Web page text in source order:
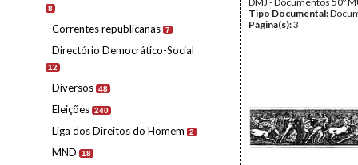
8
Correntes republicanas 7
Directório Democrático-Social
12
Diversos 48
Eleições 240
Liga dos Direitos do Homem 2
MND 18
Tipo Documental:
Página(s):3